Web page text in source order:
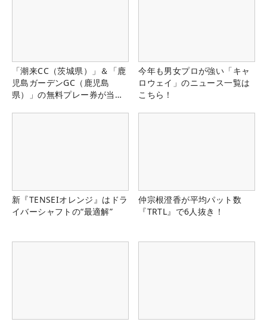
「潮来CC（茨城県）」＆「鹿
児島ガーデンGC（鹿児島
県）」の無料プレー券が当た
今年も男女プロが強い「キャ
ロウェイ」のニュース一覧は
こちら！
新『TENSEIオレンジ』はドラ
イバーシャフトの“最適解”
仲宗根澄香が平均パット数
『TRTL』で6人抜き！